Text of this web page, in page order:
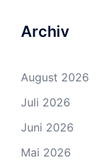
Archiv
August 2026
Juli 2026
Juni 2026
Mai 2026